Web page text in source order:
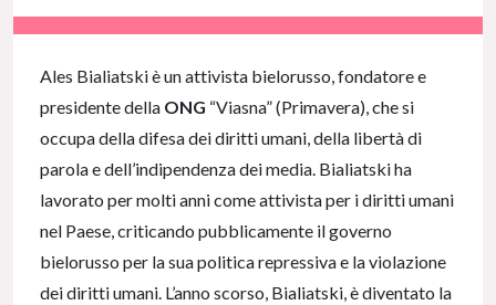
NaN% Complete
Ales Bialiatski è un attivista bielorusso, fondatore e
presidente della ONG “Viasna” (Primavera), che si
occupa della difesa dei diritti umani, della libertà di
parola e dell’indipendenza dei media. Bialiatski ha
lavorato per molti anni come attivista per i diritti umani
nel Paese, criticando pubblicamente il governo
bielorusso per la sua politica repressiva e la violazione
dei diritti umani. L’anno scorso, Bialiatski, è diventato la